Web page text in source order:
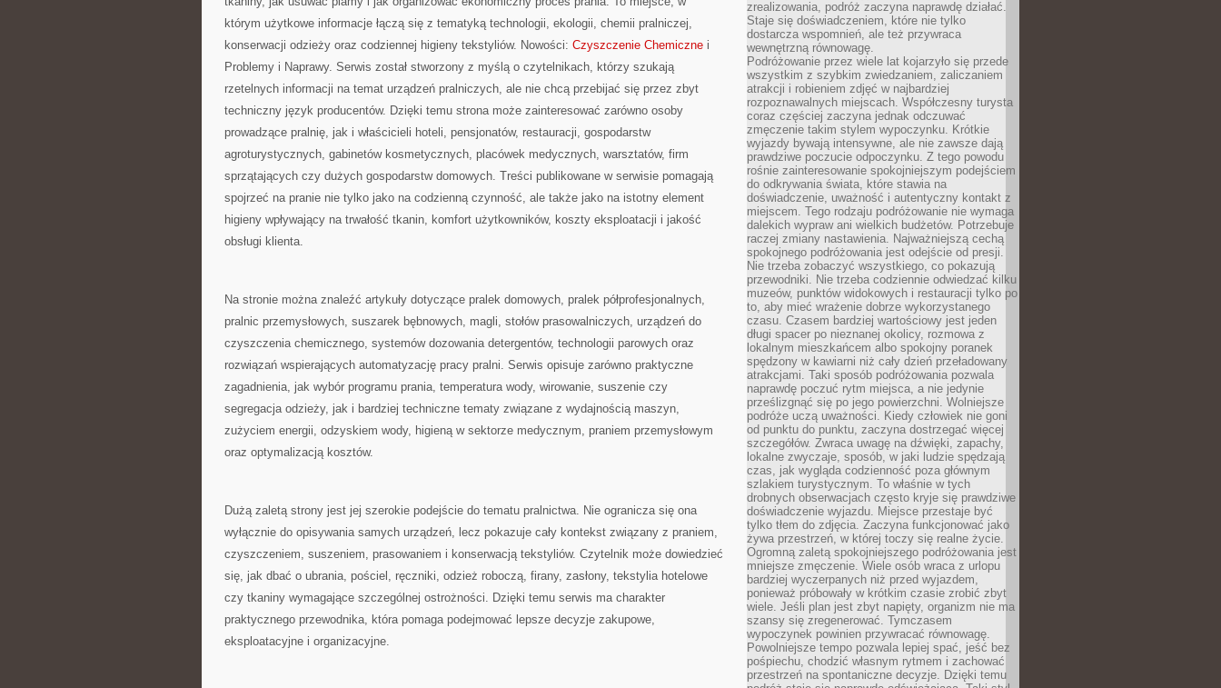
którym użytkowe informacje łączą się z tematyką technologii, ekologii, chemii pralniczej,
konserwacji odzieży oraz codziennej higieny tekstyliów. Nowości: Czyszczenie Chemiczne i
Problemy i Naprawy. Serwis został stworzony z myślą o czytelnikach, którzy szukają
rzetelnych informacji na temat urządzeń pralniczych, ale nie chcą przebijać się przez zbyt
techniczny język producentów. Dzięki temu strona może zainteresować zarówno osoby
prowadzące pralnię, jak i właścicieli hoteli, pensjonatów, restauracji, gospodarstw
agroturystycznych, gabinetów kosmetycznych, placówek medycznych, warsztatów, firm
sprzątających czy dużych gospodarstw domowych. Treści publikowane w serwisie pomagają
spojrzeć na pranie nie tylko jako na codzienną czynność, ale także jako na istotny element
higieny wpływający na trwałość tkanin, komfort użytkowników, koszty eksploatacji i jakość
obsługi klienta.
Na stronie można znaleźć artykuły dotyczące pralek domowych, pralek półprofesjonalnych,
pralnic przemysłowych, suszarek bębnowych, magli, stołów prasowalniczych, urządzeń do
czyszczenia chemicznego, systemów dozowania detergentów, technologii parowych oraz
rozwiązań wspierających automatyzację pracy pralni. Serwis opisuje zarówno praktyczne
zagadnienia, jak wybór programu prania, temperatura wody, wirowanie, suszenie czy
segregacja odzieży, jak i bardziej techniczne tematy związane z wydajnością maszyn,
zużyciem energii, odzyskiem wody, higieną w sektorze medycznym, praniem przemysłowym
oraz optymalizacją kosztów.
Dużą zaletą strony jest jej szerokie podejście do tematu pralnictwa. Nie ogranicza się ona
wyłącznie do opisywania samych urządzeń, lecz pokazuje cały kontekst związany z praniem,
czyszczeniem, suszeniem, prasowaniem i konserwacją tekstyliów. Czytelnik może dowiedzieć
się, jak dbać o ubrania, pościel, ręczniki, odzież roboczą, firany, zasłony, tekstylia hotelowe
czy tkaniny wymagające szczególnej ostrożności. Dzięki temu serwis ma charakter
praktycznego przewodnika, która pomaga podejmować lepsze decyzje zakupowe,
eksploatacyjne i organizacyjne.
zrealizowania, podróż zaczyna naprawdę działać.
Staje się doświadczeniem, które nie tylko
dostarcza wspomnień, ale też przywraca
wewnętrzną równowagę.
Podróżowanie przez wiele lat kojarzyło się przede
wszystkim z szybkim zwiedzaniem, zaliczaniem
atrakcji i robieniem zdjęć w najbardziej
rozpoznawalnych miejscach. Współczesny turysta
coraz częściej zaczyna jednak odczuwać
zmęczenie takim stylem wypoczynku. Krótkie
wyjazdy bywają intensywne, ale nie zawsze dają
prawdziwe poczucie odpoczynku. Z tego powodu
rośnie zainteresowanie spokojniejszym podejściem
do odkrywania świata, które stawia na
doświadczenie, uważność i autentyczny kontakt z
miejscem. Tego rodzaju podróżowanie nie wymaga
dalekich wypraw ani wielkich budżetów. Potrzebuje
raczej zmiany nastawienia. Najważniejszą cechą
spokojnego podróżowania jest odejście od presji.
Nie trzeba zobaczyć wszystkiego, co pokazują
przewodniki. Nie trzeba codziennie odwiedzać kilku
muzeów, punktów widokowych i restauracji tylko po
to, aby mieć wrażenie dobrze wykorzystanego
czasu. Czasem bardziej wartościowy jest jeden
długi spacer po nieznanej okolicy, rozmowa z
lokalnym mieszkańcem albo spokojny poranek
spędzony w kawiarni niż cały dzień przeładowany
atrakcjami. Taki sposób podróżowania pozwala
naprawdę poczuć rytm miejsca, a nie jedynie
prześlizgnąć się po jego powierzchni. Wolniejsze
podróże uczą uważności. Kiedy człowiek nie goni
od punktu do punktu, zaczyna dostrzegać więcej
szczegółów. Zwraca uwagę na dźwięki, zapachy,
lokalne zwyczaje, sposób, w jaki ludzie spędzają
czas, jak wygląda codzienność poza głównym
szlakiem turystycznym. To właśnie w tych
drobnych obserwacjach często kryje się prawdziwe
doświadczenie wyjazdu. Miejsce przestaje być
tylko tłem do zdjęcia. Zaczyna funkcjonować jako
żywa przestrzeń, w której toczy się realne życie.
Ogromną zaletą spokojniejszego podróżowania jest
mniejsze zmęczenie. Wiele osób wraca z urlopu
bardziej wyczerpanych niż przed wyjazdem,
ponieważ próbowały w krótkim czasie zrobić zbyt
wiele. Jeśli plan jest zbyt napięty, organizm nie ma
szansy się zregenerować. Tymczasem
wypoczynek powinien przywracać równowagę.
Powolniejsze tempo pozwala lepiej spać, jeść bez
pośpiechu, chodzić własnym rytmem i zachować
przestrzeń na spontaniczne decyzje. Dzięki temu